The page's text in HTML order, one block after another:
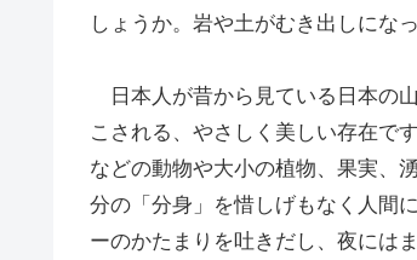
しょうか。岩や土がむき出しにな
日本人が昔から見ている日本の
こされる、やさしく美しい存在で
などの動物や大小の植物、果実、
分の「分身」を惜しげもなく人間
ーのかたまりを吐きだし、夜には